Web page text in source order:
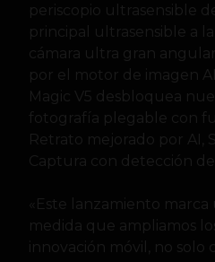
periscopio ultrasensible
principal ultrasensible a
cámara ultra gran
por el motor de imagen
Magic V5 desbloquea
fotografía plegable con
Retrato mejorado por AI,
Captura con detección de
«Este lanzamiento
medida que ampliamos
innovación móvil, no solo